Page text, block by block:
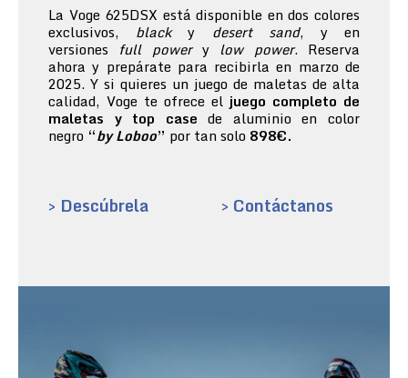
La Voge 625DSX está disponible en dos colores
exclusivos, blacky desert sand, y en
versiones full powery low power. Reserva
ahora y prepárate para recibirla en marzo de
2025. Y si quieres un juego de maletas de alta
calidad, Voge te ofrece el juego completo de
maletas y top case de aluminio en color
negro “by Loboo” por tan solo 898€.
> Descúbrela > Contáctanos